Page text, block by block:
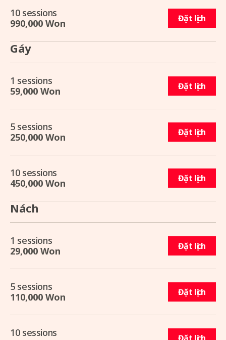
10 sessions
990,000 Won
Đặt lịch
Gáy
1 sessions
59,000 Won
Đặt lịch
5 sessions
250,000 Won
Đặt lịch
10 sessions
450,000 Won
Đặt lịch
Nách
1 sessions
29,000 Won
Đặt lịch
5 sessions
110,000 Won
Đặt lịch
10 sessions